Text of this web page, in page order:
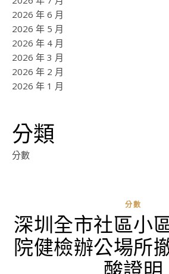
2026 年 6 月
2026 年 5 月
2026 年 4 月
2026 年 3 月
2026 年 2 月
2026 年 1 月
分類
分數
分數
深圳全市社區小
院健檢辦公場所
酸證明